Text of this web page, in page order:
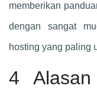
memberikan
dengan sangat
hosting yang paling
4